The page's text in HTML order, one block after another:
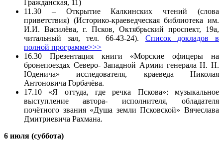
Гражданская, 11)
11.30 – Открытие Калкинских чтений (слова
приветствия) (Историко-краеведческая библиотека им.
И.И. Василёва, г. Псков, Октябрьский проспект, 19а,
читальный зал, тел. 66-43-24). Список докладов в
полной программе>>>
16.30 Презентация книги «Морские офицеры на
бронепоездах Северо- Западной Армии генерала Н. Н.
Юденича» исследователя, краеведа Николая
Антоновича Горбачёва.
17.10 «Я оттуда, где речка Пскова»: музыкальное
выступление автора- исполнителя, обладателя
почётного звания «Душа земли Псковской» Вячеслава
Дмитриевича Рахмана.
6 июля (суббота)